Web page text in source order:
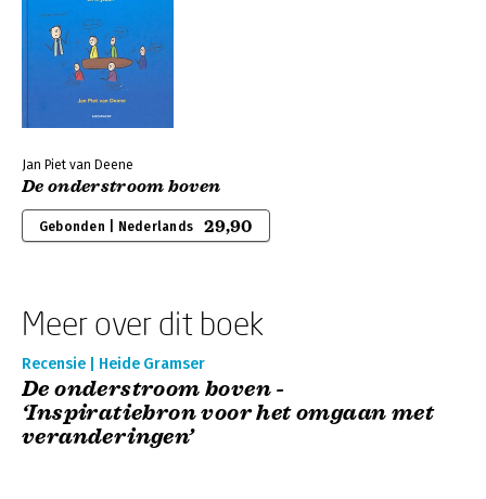
Jan Piet van Deene
De onderstroom boven
Gebonden | Nederlands 29,90
Meer over dit boek
Recensie | Heide Gramser
De onderstroom boven -
‘Inspiratiebron voor het omgaan met
veranderingen’